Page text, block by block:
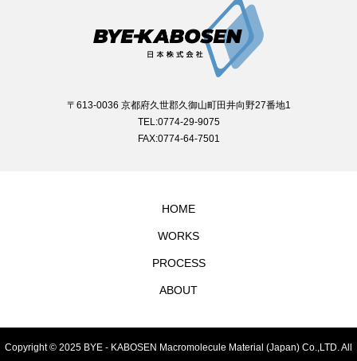
〒613-0036 京都府久世郡久御山町田井向野27番地1
TEL:0774-29-9075
FAX:0774-64-7501
HOME
WORKS
PROCESS
ABOUT
Copyright © 2025 BYE - KABOSEN Macromolecule Material (Japan) Co.,LTD. All